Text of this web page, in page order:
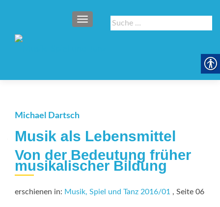
Suche
nach:
SCHALTE NAVIGATION
Michael Dartsch
Musik als Lebensmittel
Von der Bedeutung früher
musikalischer Bildung
erschienen in: Musik, Spiel und Tanz 2016/01 , Seite 06